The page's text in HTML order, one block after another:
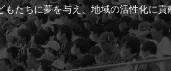
たちに夢を与え、地域の活性化に貢